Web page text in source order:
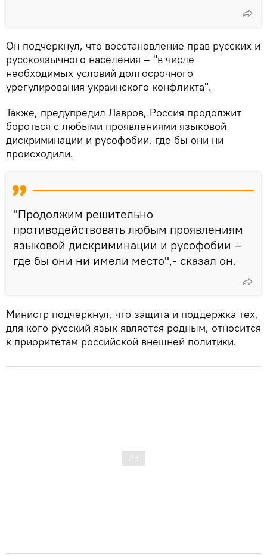
Он подчеркнул, что восстановление прав русских и
русскоязычного населения – "в числе
необходимых условий долгосрочного
урегулирования украинского конфликта".
Также, предупредил Лавров, Россия продолжит
бороться с любыми проявлениями языковой
дискриминации и русофобии, где бы они ни
происходили.
"Продолжим решительно
противодействовать любым проявлениям
языковой дискриминации и русофобии –
где бы они ни имели место",- сказал он.
Министр подчеркнул, что защита и поддержка тех,
для кого русский язык является родным, относится
к приоритетам российской внешней политики.